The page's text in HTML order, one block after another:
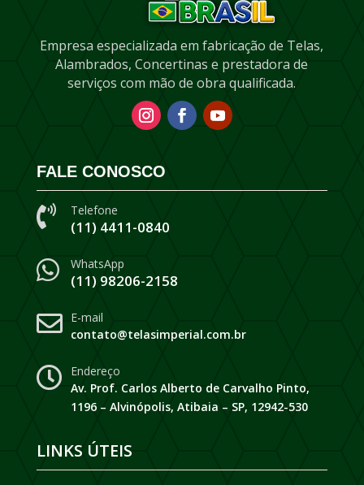
Empresa especializada em fabricação de Telas,
Alambrados, Concertinas e prestadora de
serviços com mão de obra qualificada.
FALE CONOSCO
 Telefone
(11) 4411-0840
 WhatsApp
(11) 98206-2158
 E-mail
contato@telasimperial.com.br

Endereço
Av. Prof. Carlos Alberto de Carvalho Pinto,
1196 – Alvinópolis, Atibaia – SP, 12942-530
LINKS ÚTEIS